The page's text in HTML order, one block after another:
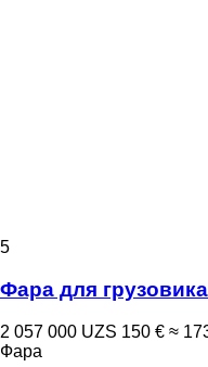
5
Фара для
2 057 000 UZS 150 € ≈
Фара